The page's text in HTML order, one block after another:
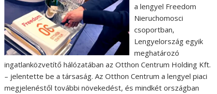
a lengyel Freedom
Nieruchomosci
csoportban,
Lengyelország egyik
meghatározó
ingatlanközvetítő hálózatában az Otthon Centrum Holding Kft.
– jelentette be a társaság. Az Otthon Centrum a lengyel piaci
megjelenéstől további növekedést, és mindkét országban